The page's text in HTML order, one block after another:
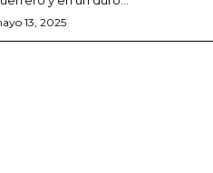
13, 2025